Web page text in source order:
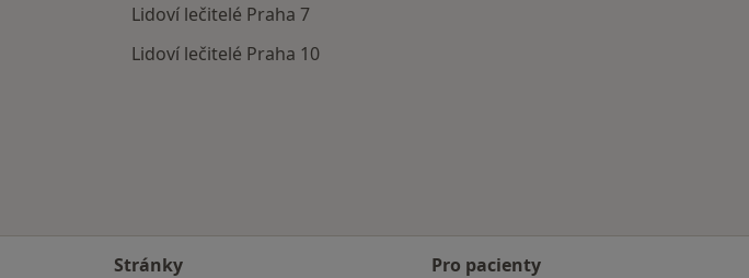
Lidoví lečitelé Praha 7
Lidoví lečitelé Praha 10
Stránky Pro pacienty